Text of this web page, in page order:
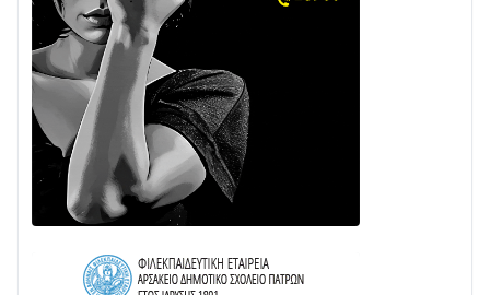
31/07 • 08:16
Δωρίδα για Όλους: «Καμία εκχώρηση των νερών
στην ΕΥΔΑΠ»
28/07 • 21:46
Διαβάστε την «Ναυπακτία» που κυκλοφορεί
24/07 • 11:31
Γιορτή της Τράτας 2026 | Ερατεινή Δωρίδας:
Παράδοση, Χορός & Γλέντι!
ΤΟ ΠΑΡΤΥ ΣΥΝΕΧΙΖΕΤΑΙ…